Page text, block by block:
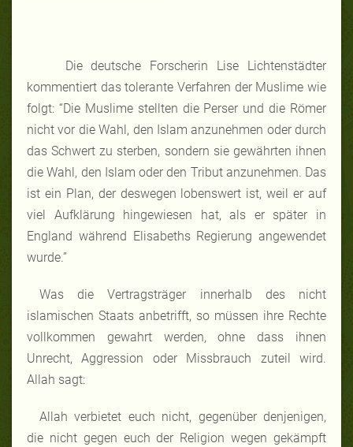
Die deutsche Forscherin Lise Lichtenstädter
kommentiert das tolerante Verfahren der Muslime wie
folgt: “Die Muslime stellten die Perser und die Römer
nicht vor die Wahl, den Islam anzunehmen oder durch
das Schwert zu sterben, sondern sie gewährten ihnen
die Wahl, den Islam oder den Tribut anzunehmen. Das
ist ein Plan, der deswegen lobenswert ist, weil er auf
viel Aufklärung hingewiesen hat, als er später in
England während Elisabeths Regierung angewendet
wurde.”
Was die Vertragsträger innerhalb des nicht
islamischen Staats anbetrifft, so müssen ihre Rechte
vollkommen gewahrt werden, ohne dass ihnen
Unrecht, Aggression oder Missbrauch zuteil wird.
Allah sagt:
Allah verbietet euch nicht, gegenüber denjenigen,
die nicht gegen euch der Religion wegen gekämpft